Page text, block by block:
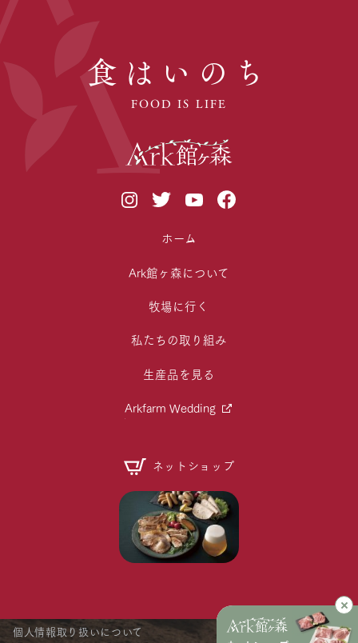
食はいのち
FOOD IS LIFE
ホーム
Ark館ヶ森について
牧場に行く
私たちの取り組み
生産品を見る
Arkfarm Wedding
ネットショップ
個人情報取り扱いについて